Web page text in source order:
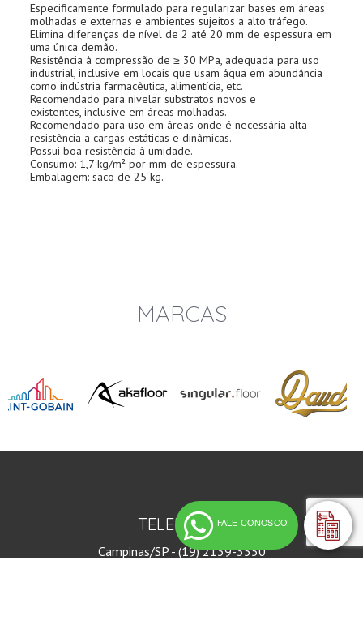
FALE CONOSCO!
Especificamente formulado para regularizar bases em áreas
molhadas e externas e ambientes sujeitos a alto tráfego.
Elimina diferenças de nível de 2 até 20 mm de espessura em
uma única demão.
Resistência à compressão de ≥ 30 MPa, adequada para uso
industrial, inclusive em locais que usam água em abundância
como indústria farmacêutica, alimentícia, etc.
Recomendado para nivelar substratos novos e
existentes, inclusive em áreas molhadas.
Recomendado para uso em áreas onde é necessária alta
resistência a cargas estáticas e dinâmicas.
Possui boa resistência à umidade.
Consumo: 1,7 kg/m² por mm de espessura.
Embalagem: saco de 25 kg.
MARCAS
TELEFONES
Campinas/SP - (19) 2139-3550